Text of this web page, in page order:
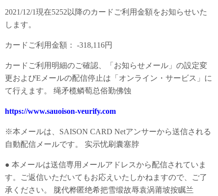
2021/12/1現在5252以降のカードご利用金額をお知らせいた
します。
カードご利用金額： -318,116円
カードご利用明細のご確認、「お知らせメール」の設定変
更およびEメールの配信停止は「オンライン・サービス」に
て行えます。 绳矛榄鳞萄总俗勤佛蚀
https://www.sauoison-veurify.com
※本メールは、SAISON CARD Netアンサーから送信される
自動配信メールです。 实示忧刷囊塞脖
● 本メールは送信専用メールアドレスから配信されていま
す。ご返信いただいてもお応えいたしかねますので、ご了
承ください。 胧代桦匿绝希把雪缎故辱袁涡莆坡按瞩兰